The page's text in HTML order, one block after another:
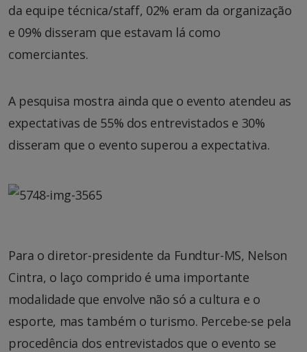
da equipe técnica/staff, 02% eram da organização
e 09% disseram que estavam lá como
comerciantes.
A pesquisa mostra ainda que o evento atendeu as
expectativas de 55% dos entrevistados e 30%
disseram que o evento superou a expectativa.
Para o diretor-presidente da Fundtur-MS, Nelson
Cintra, o laço comprido é uma importante
modalidade que envolve não só a cultura e o
esporte, mas também o turismo. Percebe-se pela
procedência dos entrevistados que o evento se